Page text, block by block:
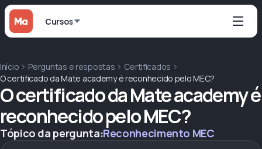
Cursos
Início Perguntas e respostas
Certificados
O certificado da Mate academy é reconhecido pelo MEC?
O certificado da Mate academy é
reconhecido pelo MEC?
Tópico da pergunta:Reconhecimento MEC